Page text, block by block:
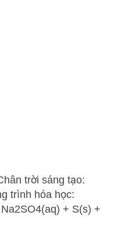
trời sáng tạo:
trình hóa học:
+ S(s) +